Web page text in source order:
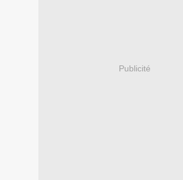
Publicité